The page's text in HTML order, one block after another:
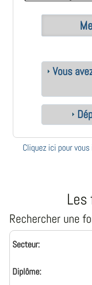
Vous
Cliquez ici pour
Rechercher une
Secteur:
Diplôme: